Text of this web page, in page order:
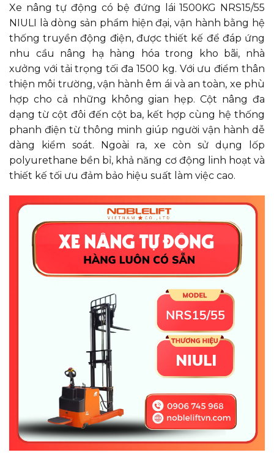
Khoảng sáng
gầm (M2)
mm 45
Chiều dài tay
điều khiển
mm 590
Chiều cao tay
mm 1300
Chiều cao
nâng
mm 2500 3000 3500
Chiều cao hạ
thấp
mm 1720 1970 2220
Độ cao càng
so với mặt đất
mm 35
Kích thước
Tổng chiều dài
2230
Tổng chiều
rộng xe
mm 1050
Khoảng điều
chỉnh càng
mm 200–620
mm
tối thiểu (bàn
mm
Chiều rộng lối
1200×1000mm)
mm
Tốc độ nâng
(có tải/không
mm/s 150/100
Xe nâng tự động có bệ đứng lái 1500KG NRS15/55
NIULI là dòng sản phẩm hiện đại, vận hành bằng hệ
thống truyền động điện, được thiết kế để đáp ứng
nhu cầu nâng hạ hàng hóa trong kho bãi, nhà
xưởng với tải trọng tối đa 1500 kg. Với ưu điểm thân
thiện môi trường, vận hành êm ái và an toàn, xe phù
hợp cho cả những không gian hẹp. Cột nâng đa
dạng từ cột đôi đến cột ba, kết hợp cùng hệ thống
phanh điện từ thông minh giúp người vận hành dễ
dàng kiểm soát. Ngoài ra, xe còn sử dụng lốp
polyurethane bền bỉ, khả năng cơ động linh hoạt và
thiết kế tối ưu đảm bảo hiệu suất làm việc cao.